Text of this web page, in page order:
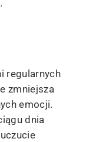
regularnych
zmniejsza
emocji.
dnia